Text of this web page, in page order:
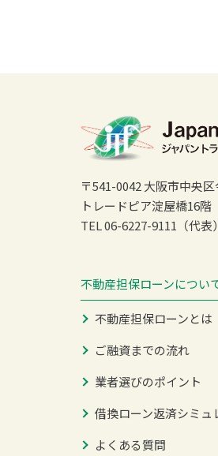
〒541-0042 大阪市中央
トレードピア淀屋橋16階
TEL 06-6227-9111（代表）
不動産担保ローンについ
不動産担保ローンとは
ご融資までの流れ
業者選びのポイント
借換ローン返済シミュ
よくある質問